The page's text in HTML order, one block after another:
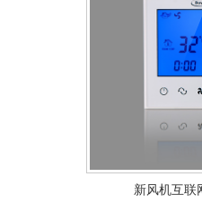
新风机互联